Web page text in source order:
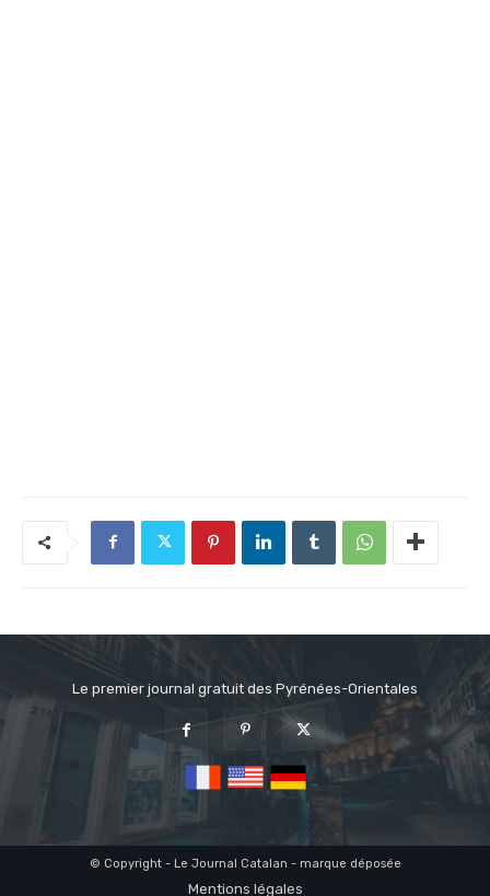
Le premier journal gratuit des Pyrénées-Orientales
© Copyright - Le Journal Catalan - marque déposée
Mentions légales